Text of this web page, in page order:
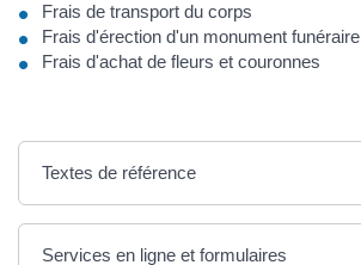
Frais de transport du corps
Frais d'érection d'un monument funéraire
Frais d'achat de fleurs et couronnes
Textes de référence
Services en ligne et formulaires